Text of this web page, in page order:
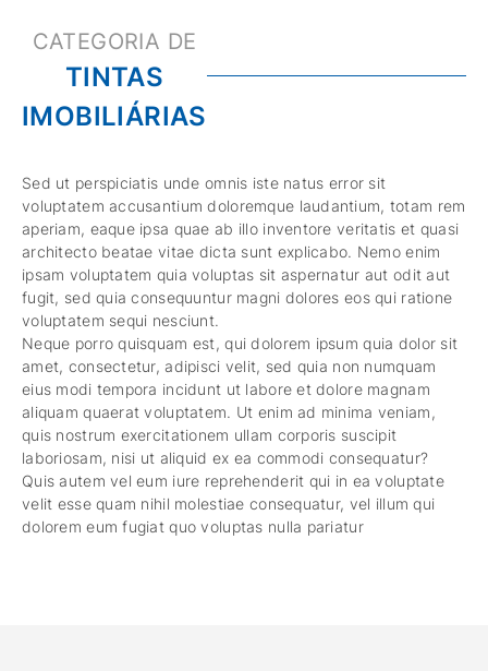
TINTAS
IMOBILIÁRIAS
Sed ut perspiciatis unde omnis iste natus error sit
voluptatem accusantium doloremque laudantium, totam rem
aperiam, eaque ipsa quae ab illo inventore veritatis et quasi
architecto beatae vitae dicta sunt explicabo. Nemo enim
ipsam voluptatem quia voluptas sit aspernatur aut odit aut
fugit, sed quia consequuntur magni dolores eos qui ratione
voluptatem sequi nesciunt.
Neque porro quisquam est, qui dolorem ipsum quia dolor sit
amet, consectetur, adipisci velit, sed quia non numquam
eius modi tempora incidunt ut labore et dolore magnam
aliquam quaerat voluptatem. Ut enim ad minima veniam,
quis nostrum exercitationem ullam corporis suscipit
laboriosam, nisi ut aliquid ex ea commodi consequatur?
Quis autem vel eum iure reprehenderit qui in ea voluptate
velit esse quam nihil molestiae consequatur, vel illum qui
dolorem eum fugiat quo voluptas nulla pariatur